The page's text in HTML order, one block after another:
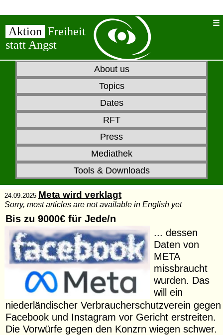
Aktion Freiheit
statt Angst
About us
Topics
Dates
RFT
Press
Mediathek
Tools & Downloads
24.09.2025 Meta wird verklagt
Sorry, most articles are not available in English yet
Bis zu 9000€ für Jede/n
... dessen
Daten von
META
missbraucht
wurden. Das
will ein
niederländischer Verbraucherschutzverein gegen
Facebook und Instagram vor Gericht erstreiten.
Die Vorwürfe gegen den Konzrn wiegen schwer.